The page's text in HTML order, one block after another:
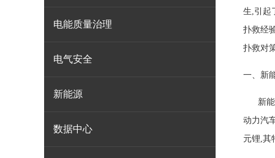
电能质量治理
电气安全
新能源
数据中心
生,引起
扑救经
扑救对
一、新
新能
动力汽
元锂,其